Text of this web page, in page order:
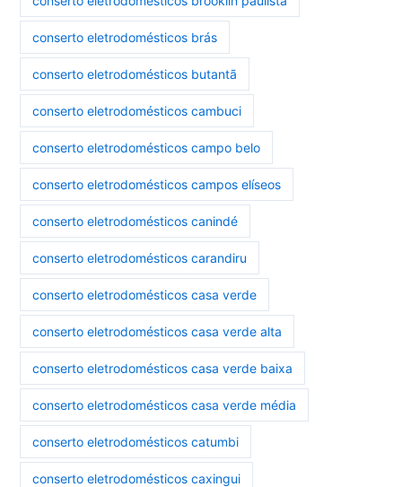
conserto eletrodomésticos brás
conserto eletrodomésticos butantã
conserto eletrodomésticos cambuci
conserto eletrodomésticos campo belo
conserto eletrodomésticos campos elíseos
conserto eletrodomésticos canindé
conserto eletrodomésticos carandiru
conserto eletrodomésticos casa verde
conserto eletrodomésticos casa verde alta
conserto eletrodomésticos casa verde baixa
conserto eletrodomésticos casa verde média
conserto eletrodomésticos catumbi
conserto eletrodomésticos caxingui